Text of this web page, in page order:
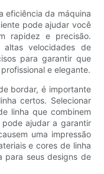
eficiência da máquina
pode ajudar você
rapidez e precisão.
altas velocidades de
para garantir que
e elegante.
bordar, é importante
certos. Selecionar
linha que combinem
ajudar a garantir
uma impressão
e cores de linha
para seus designs de